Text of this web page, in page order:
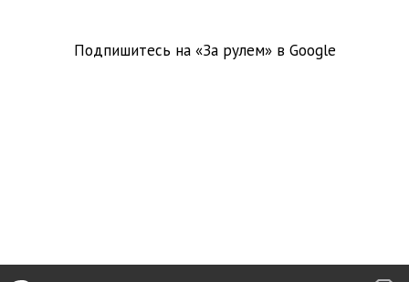
Подпишитесь на «За рулем» в Google